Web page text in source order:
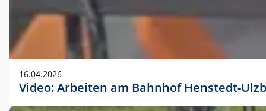
16.04.2026
Video: Arbeiten am Bahnhof Henstedt-